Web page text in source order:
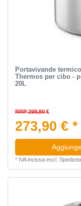
Portavivande
Thermos per cibo -
20L
RRP 298,80 €
273,90 € *
* IVA inclusaescl.